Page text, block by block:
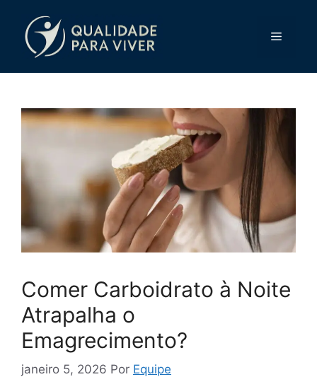
conteúdo
Menu
Comer Carboidrato à Noite
Atrapalha o
Emagrecimento?
janeiro 5, 2026 Por Equipe